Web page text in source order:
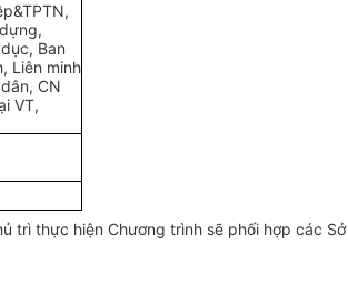
Ban
Liên minh
CN
VT,
trì thực hiện Chương trình sẽ phối hợp các Sở